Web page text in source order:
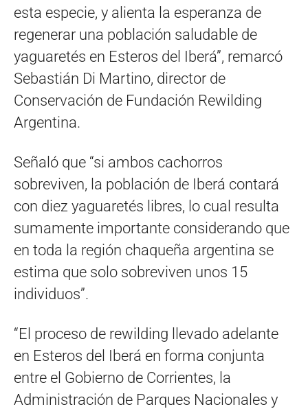
esta especie, y alienta la esperanza de
regenerar una población saludable de
yaguaretés en Esteros del Iberá”, remarcó
Sebastián Di Martino, director de
Conservación de Fundación Rewilding
Argentina.
Señaló que “si ambos cachorros
sobreviven, la población de Iberá contará
con diez yaguaretés libres, lo cual resulta
sumamente importante considerando que
en toda la región chaqueña argentina se
estima que solo sobreviven unos 15
individuos”.
“El proceso de rewilding llevado adelante
en Esteros del Iberá en forma conjunta
entre el Gobierno de Corrientes, la
Administración de Parques Nacionales y